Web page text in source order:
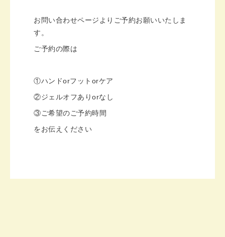
お問い合わせページよりご予約お願いいたしま
す。
ご予約の際は
①ハンドorフットorケア
②ジェルオフありorなし
③ご希望のご予約時間
をお伝えください